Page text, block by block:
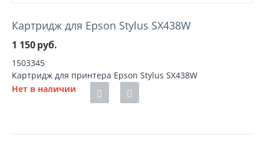
Картридж для Epson Stylus SX438W
1 150руб.
1503345
Картридж для принтера Epson Stylus SX438W
Нет в наличии